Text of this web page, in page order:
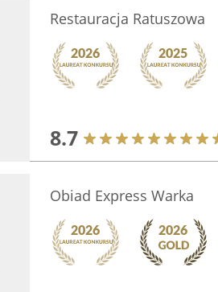
Restauracja Ratuszowa
8.7
Obiad Express Warka